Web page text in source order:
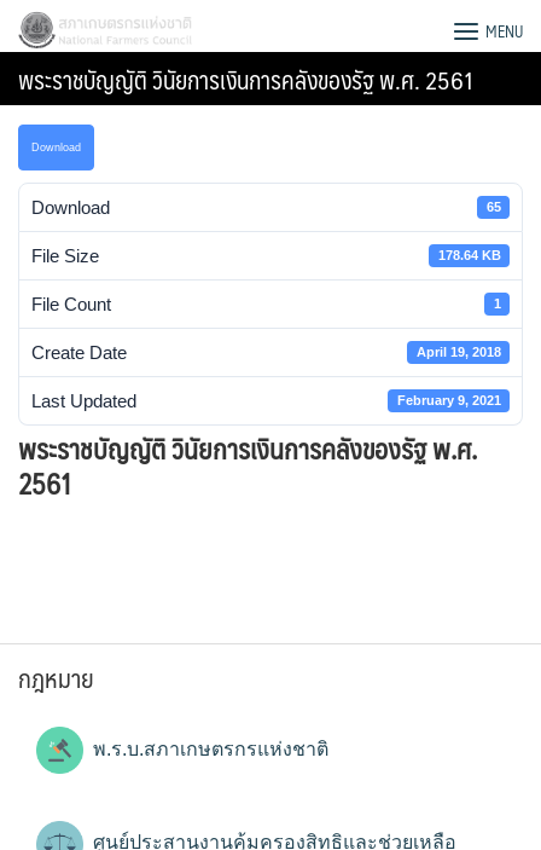
Skip
content
Search
for:
สภาเกษตรกรแห่งชาติ MENU
พระราชบัญญัติ วินัยการเงินการคลังของรัฐ พ.ศ. 2561
Download
Download 65
File Size 178.64 KB
File Count 1
Create Date April 19, 2018
Last Updated February 9, 2021
พระราชบัญญัติ วินัยการเงินการคลังของรัฐ พ.ศ.
2561
กฎหมาย
พ.ร.บ.สภาเกษตรกรแห่งชาติ
ศูนย์ประสานงานคุ้มครองสิทธิและช่วยเหลือ